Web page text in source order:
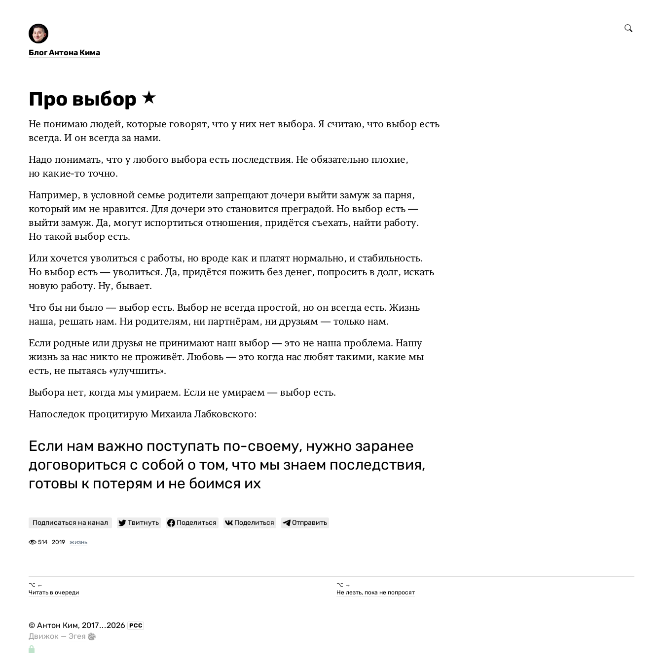
Блог Антона Кима
Про выбор
Не понимаю людей, которые говорят, что у них нет выбора. Я считаю, что выбор есть
всегда. И он всегда за нами.
Надо понимать, что у любого выбора есть последствия. Не обязательно плохие,
но какие-то точно.
Например, в условной семье родители запрещают дочери выйти замуж за парня,
который им не нравится. Для дочери это становится преградой. Но выбор есть —
выйти замуж. Да, могут испортиться отношения, придётся съехать, найти работу.
Но такой выбор есть.
Или хочется уволиться с работы, но вроде как и платят нормально, и стабильность.
Но выбор есть — уволиться. Да, придётся пожить без денег, попросить в долг, искать
новую работу. Ну, бывает.
Что бы ни было — выбор есть. Выбор не всегда простой, но он всегда есть. Жизнь
наша, решать нам. Ни родителям, ни партнёрам, ни друзьям — только нам.
Если родные или друзья не принимают наш выбор — это не наша проблема. Нашу
жизнь за нас никто не проживёт. Любовь — это когда нас любят такими, какие мы
есть, не пытаясь «улучшить».
Выбора нет, когда мы умираем. Если не умираем — выбор есть.
Напоследок процитирую Михаила Лабковского:
Если нам важно поступать по-своему, нужно заранее
договориться с собой о том, что мы знаем последствия,
готовы к потерям и не боимся их
Подписаться на канал Твитнуть Поделиться Поделиться Отправить
514 2019 жизнь
⌥ ←
Читать в очереди
⌥ →
Не лезть, пока не попросят
© Антон Ким, 2017...2026 РСС
Движок — Эгея